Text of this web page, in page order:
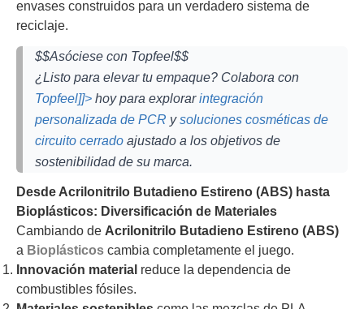
envases construidos para un verdadero sistema de
reciclaje.
$$Asóciese con Topfeel$$
¿Listo para elevar tu empaque? Colabora con
Topfeel]]> hoy para explorarintegración
personalizada de PCR ysoluciones cosméticas de
circuito cerrado ajustado a los objetivos de
sostenibilidad de su marca.
Desde Acrilonitrilo Butadieno Estireno (ABS) hasta
Bioplásticos: Diversificación de Materiales
Cambiando de Acrilonitrilo Butadieno Estireno (ABS)
a Bioplásticos cambia completamente el juego.
Innovación material reduce la dependencia de
combustibles fósiles.